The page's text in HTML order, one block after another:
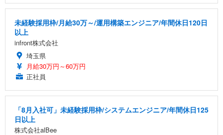
未経験採用枠/月給30万～/運用構築エンジニア/年間休日120日
以上
infront株式会社
埼玉県
月給30万円～60万円
正社員
「8月入社可」未経験採用枠/システムエンジニア/年間休日125
日以上
株式会社alBee